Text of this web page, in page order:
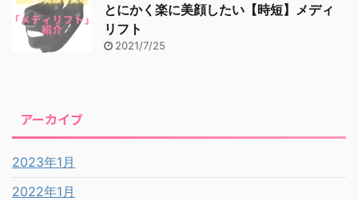
とにかく楽に美顔したい【時短】メディ
リフト
2021/7/25
アーカイブ
2023年1月
2022年1月